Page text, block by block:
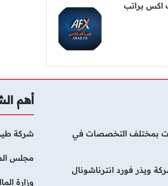
اكس براتب
بمختلف التخصصات في
ويذر فورد انترناشونال
أهم
شركة
مجلس
وزارة